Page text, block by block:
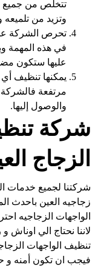
تتخلص من جميع
وتزيد من
تحرص الشركة
في هذه المهمة
عليها ستكون
يمكنها تنظيف
مرتفعة
والوصول إليها.
شركة
الزجاج
شركتنا لجميع خدمات
زجاجيه العين باحدث
الواجهات الزجاجيه
لاننا نحتاج الي اوناش
تنظيف الواجهات
فيجب ان تكون أمنه و